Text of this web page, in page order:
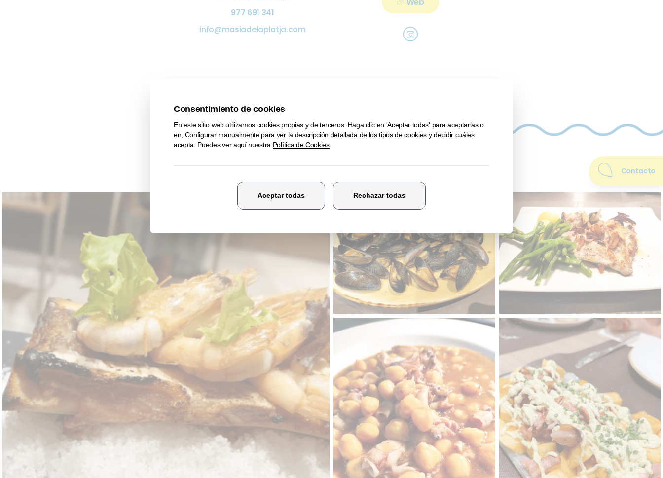
977 691 341
info@masiadelaplatja.com
Imágenes de Masia de la Platja Contacto